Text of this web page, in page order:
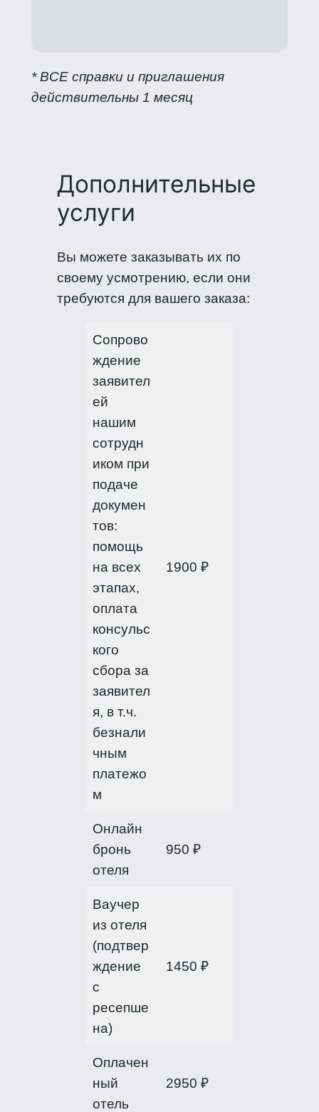
* ВСЕ справки и приглашения
действительны 1 месяц
Дополнительные
услуги
Вы можете заказывать их по
своему усмотрению, если они
требуются для вашего заказа:
Сопрово
ждение
заявител
ей
нашим
сотрудн
иком при
подаче
докумен
тов:
помощь
на всех
этапах,
оплата
консульс
кого
сбора за
заявител
я, в т.ч.
безнали
чным
платежо
м
1900 ₽
Онлайн
бронь
отеля
950 ₽
Ваучер
из отеля
(подтвер
ждение
с
ресепше
на)
1450 ₽
Оплачен
ный
отель
2950 ₽